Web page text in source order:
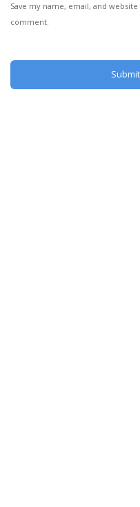
Save my name, email, and
comment.